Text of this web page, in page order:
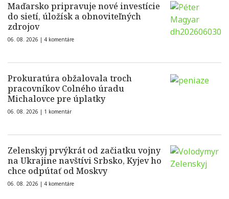
Maďarsko pripravuje nové investície
do sietí, úložísk a obnoviteľných
zdrojov
06. 08. 2026 | 4 komentáre
Prokuratúra obžalovala troch
pracovníkov Colného úradu
Michalovce pre úplatky
06. 08. 2026 | 1 komentár
Zelenskyj prvýkrát od začiatku vojny
na Ukrajine navštívi Srbsko, Kyjev ho
chce odpútať od Moskvy
06. 08. 2026 | 4 komentáre